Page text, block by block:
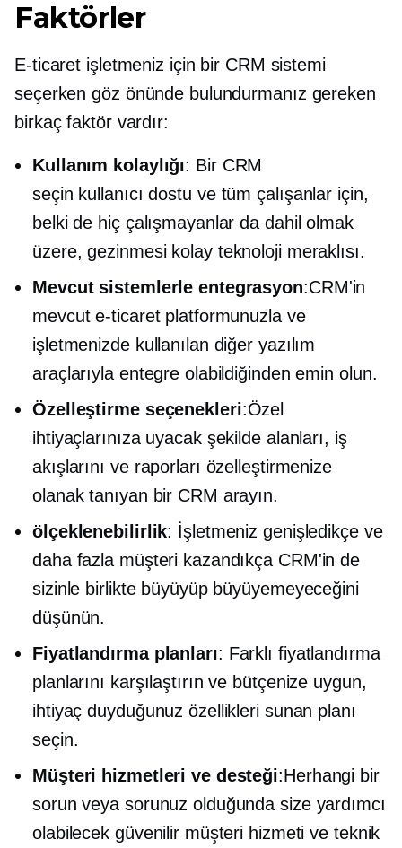
Faktörler
E-ticaret işletmeniz için bir CRM sistemi
seçerken göz önünde bulundurmanız gereken
birkaç faktör vardır:
Kullanım kolaylığı: Bir CRM
seçin kullanıcı dostu ve tüm çalışanlar için,
belki de hiç çalışmayanlar da dahil olmak
üzere, gezinmesi kolay teknoloji meraklısı.
Mevcut sistemlerle entegrasyon:CRM'in
mevcut e-ticaret platformunuzla ve
işletmenizde kullanılan diğer yazılım
araçlarıyla entegre olabildiğinden emin olun.
Özelleştirme seçenekleri:Özel
ihtiyaçlarınıza uyacak şekilde alanları, iş
akışlarını ve raporları özelleştirmenize
olanak tanıyan bir CRM arayın.
ölçeklenebilirlik: İşletmeniz genişledikçe ve
daha fazla müşteri kazandıkça CRM'in de
sizinle birlikte büyüyüp büyüyemeyeceğini
düşünün.
Fiyatlandırma planları: Farklı fiyatlandırma
planlarını karşılaştırın ve bütçenize uygun,
ihtiyaç duyduğunuz özellikleri sunan planı
seçin.
Müşteri hizmetleri ve desteği:Herhangi bir
sorun veya sorunuz olduğunda size yardımcı
olabilecek güvenilir müşteri hizmeti ve teknik